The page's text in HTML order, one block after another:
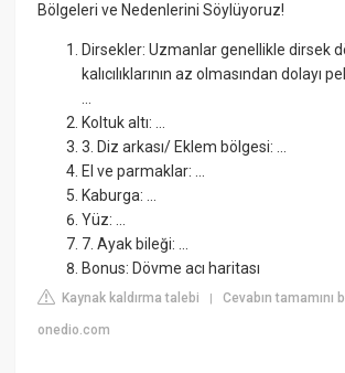
Bölgeleri ve Nedenlerini Söylüyoruz!
Dirsekler: Uzmanlar genellikle dirsek
kalıcılıklarının az olmasından dolayı
Koltuk altı: ...
3. Diz arkası/ Eklem bölgesi: ...
El ve parmaklar: ...
Kaburga: ...
Yüz: ...
7. Ayak bileği: ...
Bonus: Dövme acı haritası
Kaynak kaldırma talebi |Cevabın tamamını
onedio.com